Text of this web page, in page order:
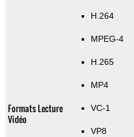
Formats Lecture
Vidéo
H.264
MPEG-4
H.265
MP4
VC-1
VP8